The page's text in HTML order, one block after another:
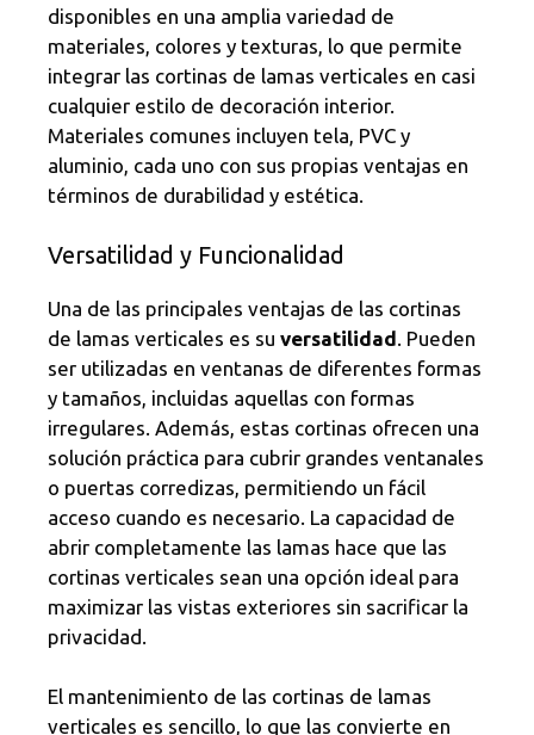
disponibles en una amplia variedad de
materiales, colores y texturas, lo que permite
integrar las cortinas de lamas verticales en casi
cualquier estilo de decoración interior.
Materiales comunes incluyen tela, PVC y
aluminio, cada uno con sus propias ventajas en
términos de durabilidad y estética.
Versatilidad y Funcionalidad
Una de las principales ventajas de las cortinas
de lamas verticales es su versatilidad . Pueden
ser utilizadas en ventanas de diferentes formas
y tamaños, incluidas aquellas con formas
irregulares. Además, estas cortinas ofrecen una
solución práctica para cubrir grandes ventanales
o puertas corredizas, permitiendo un fácil
acceso cuando es necesario. La capacidad de
abrir completamente las lamas hace que las
cortinas verticales sean una opción ideal para
maximizar las vistas exteriores sin sacrificar la
privacidad.
El mantenimiento de las cortinas de lamas
verticales es sencillo, lo que las convierte en